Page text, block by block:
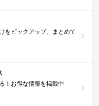
をピックアップ。まとめて
！お得な情報を掲載中